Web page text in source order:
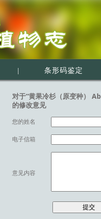
| 条形码鉴定
对于“黄果冷杉（原变种）
的修改意见
您的姓名
电子信箱
意见内容